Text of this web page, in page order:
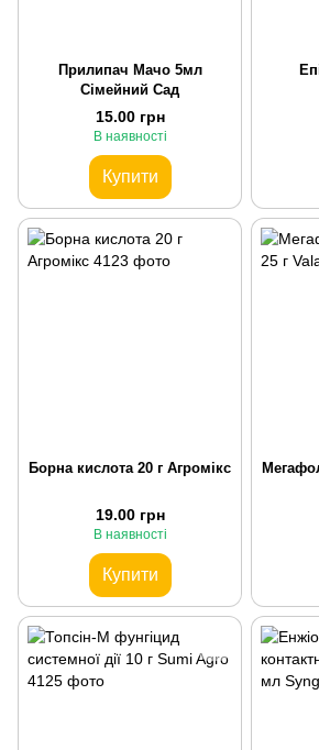
Прилипач Мачо 5мл
Сімейний Сад
15.00 грн
В наявності
Купити
Борна кислота 20 г Агромікс
19.00 грн
В наявності
Купити